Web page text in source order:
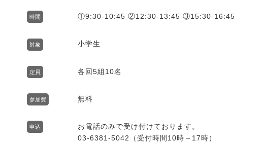
時間 ①9:30-10:45 ②12:30-13:45 ③15:30-16:45
対象 小学生
定員 各回5組10名
参加費 無料
申込
お電話のみで受け付けております。
03-6381-5042（受付時間10時～17時）